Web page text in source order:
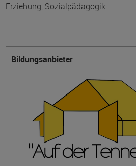
Erziehung, Sozialpädagogik
Bildungsanbieter